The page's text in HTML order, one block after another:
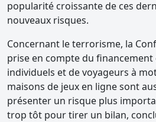
popularité croissante de ces
nouveaux risques.
Concernant le terrorisme, la
prise en compte du
individuels et de voyageurs à
maisons de jeux en ligne sont
présenter un risque plus
trop tôt pour tirer un bilan,